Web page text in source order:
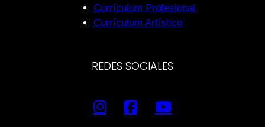
Currículum Profesional
Currículum Artístico
REDES SOCIALES